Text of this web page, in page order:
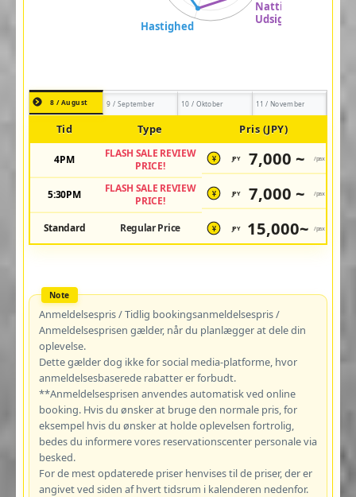
8 / August 9 / September 10 / Oktober 11 / November
Tid Type Pris (JPY)
4PM
FLASH SALE REVIEW
PRICE!
¥ JPY 7,000 ~ /pax
5:30PM
FLASH SALE REVIEW
PRICE!
¥ JPY 7,000 ~ /pax
Standard Regular Price ¥ JPY 15,000~ /pax
Anmeldelsespris / Tidlig bookingsanmeldelsespris /
Anmeldelsesprisen gælder, når du planlægger at dele din
oplevelse.
Dette gælder dog ikke for social media-platforme, hvor
anmeldelsesbaserede rabatter er forbudt.
**Anmeldelsesprisen anvendes automatisk ved online
booking. Hvis du ønsker at bruge den normale pris, for
eksempel hvis du ønsker at holde oplevelsen fortrolig,
bedes du informere vores reservationscenter personale via
besked.
For de mest opdaterede priser henvises til de priser, der er
angivet ved siden af hvert tidsrum i kalenderen nedenfor.